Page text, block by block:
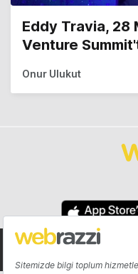
Eddy Travia, 28
Venture
Onur Ulukut